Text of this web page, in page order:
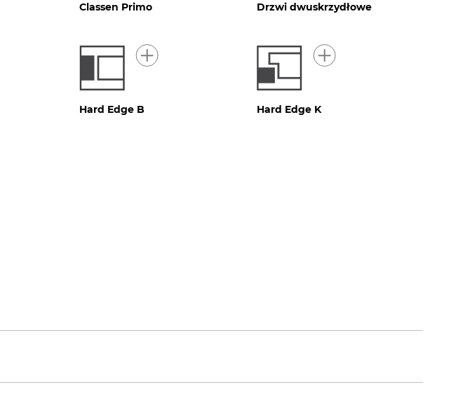
Classen Primo Drzwi dwuskrzydłowe
Hard Edge B Hard Edge K